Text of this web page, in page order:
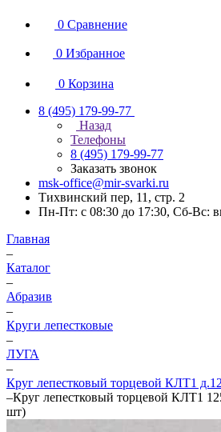
0 Сравнение
0 Избранное
0 Корзина
8 (495) 179-99-77
Назад
Телефоны
8 (495) 179-99-77
Заказать звонок
msk-office@mir-svarki.ru
Тихвинский пер, 11, стр. 2
Пн-Пт: с 08:30 до 17:30, Сб-Вс:
Главная
–
Каталог
–
Абразив
–
Круги лепестковые
–
ЛУГА
–
Круг лепестковый торцевой КЛТ1
–Круг лепестковый торцевой КЛТ1
шт)